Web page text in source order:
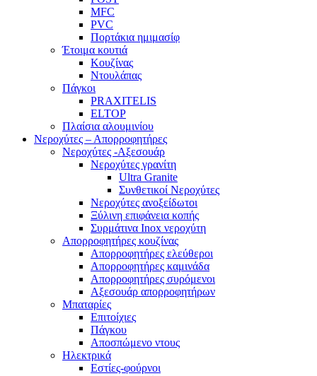
MFC
PVC
Πορτάκια ημιμασίφ
Έτοιμα κουτιά
Κουζίνας
Ντουλάπας
Πάγκοι
PRAXITELIS
ELTOP
Πλαίσια αλουμινίου
Νεροχύτες – Απορροφητήρες
Νεροχύτες -Αξεσουάρ
Νεροχύτες γρανίτη
Ultra Granite
Συνθετικοί Νεροχύτες
Νεροχύτες ανοξείδωτοι
Ξύλινη επιφάνεια κοπής
Συρμάτινα Inox νεροχύτη
Απορροφητήρες κουζίνας
Απορροφητήρες ελεύθεροι
Απορροφητήρες καμινάδα
Απορροφητήρες συρόμενοι
Αξεσουάρ απορροφητήρων
Μπαταρίες
Επιτοίχιες
Πάγκου
Αποσπώμενο ντους
Ηλεκτρικά
Εστίες-φούρνοι